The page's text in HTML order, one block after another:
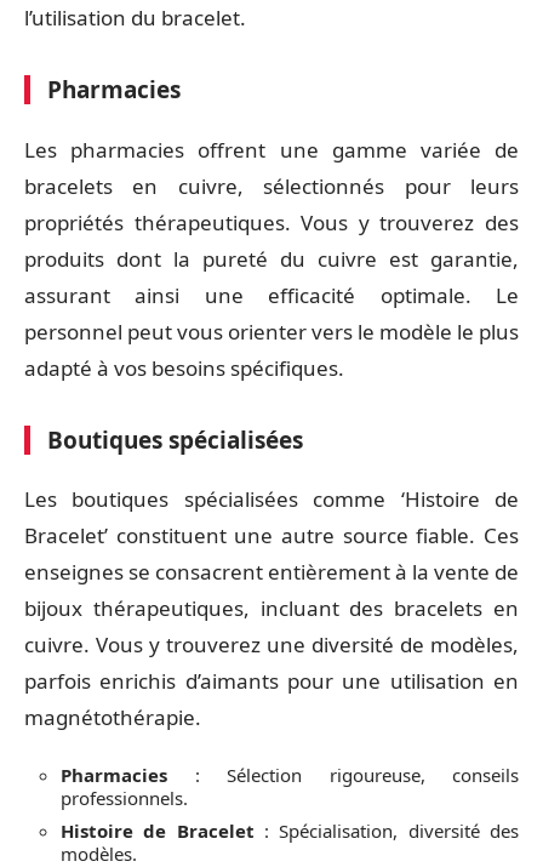
l’utilisation du bracelet.
Pharmacies
Les pharmacies offrent une gamme variée de
bracelets en cuivre, sélectionnés pour leurs
propriétés thérapeutiques. Vous y trouverez des
produits dont la pureté du cuivre est garantie,
assurant ainsi une efficacité optimale. Le
personnel peut vous orienter vers le modèle le plus
adapté à vos besoins spécifiques.
Boutiques spécialisées
Les boutiques spécialisées comme ‘Histoire de
Bracelet’ constituent une autre source fiable. Ces
enseignes se consacrent entièrement à la vente de
bijoux thérapeutiques, incluant des bracelets en
cuivre. Vous y trouverez une diversité de modèles,
parfois enrichis d’aimants pour une utilisation en
magnétothérapie.
Pharmacies : Sélection rigoureuse, conseils
professionnels.
Histoire de Bracelet : Spécialisation, diversité des
modèles.